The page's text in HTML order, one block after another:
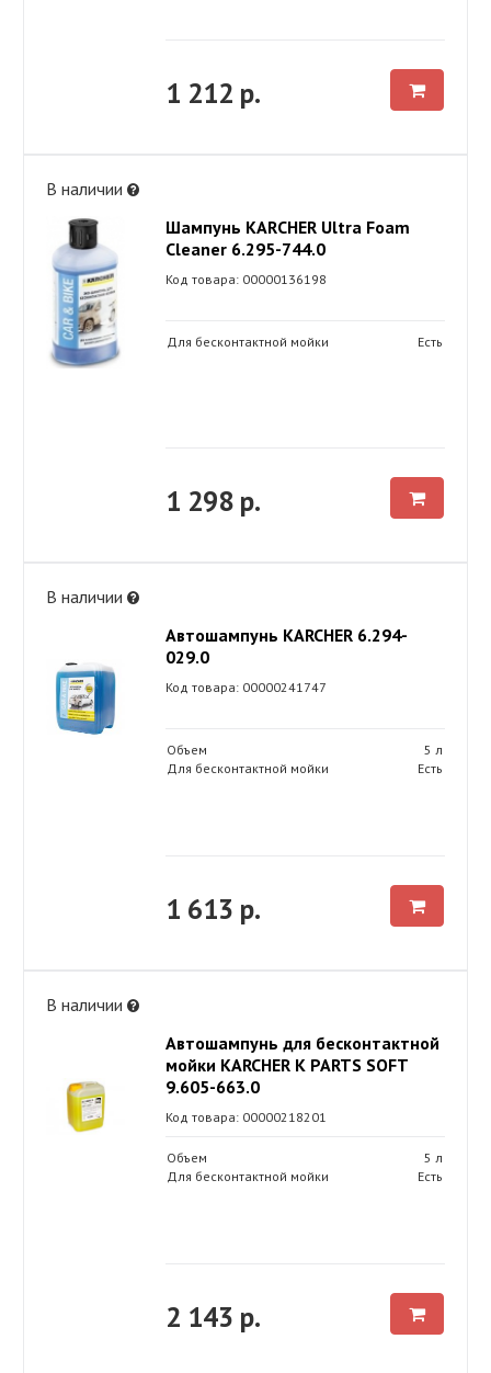
1 212 р.
В наличии
Шампунь KARСHER Ultra Foam
Cleaner 6.295-744.0
Код товара: 00000136198
Для бесконтактной мойки Есть
1 298 р.
В наличии
Автошампунь KARCHER 6.294-
029.0
Код товара: 00000241747
Объем
5 л
Для бесконтактной мойки
Есть
1 613 р.
В наличии
Автошампунь для бесконтактной
мойки KARCHER K PARTS SOFT
9.605-663.0
Код товара: 00000218201
Объем
5 л
Для бесконтактной мойки
Есть
2 143 р.